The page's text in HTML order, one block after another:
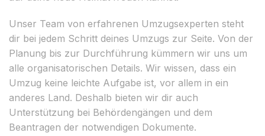
Unser Team von erfahrenen Umzugsexperten steht
dir bei jedem Schritt deines Umzugs zur Seite. Von der
Planung bis zur Durchführung kümmern wir uns um
alle organisatorischen Details. Wir wissen, dass ein
Umzug keine leichte Aufgabe ist, vor allem in ein
anderes Land. Deshalb bieten wir dir auch
Unterstützung bei Behördengängen und dem
Beantragen der notwendigen Dokumente.